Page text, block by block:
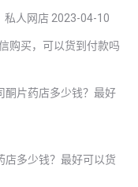
私人网店 2023-04-10
购买，可以货到付款吗
酮片药店多少钱？最好
店多少钱？最好可以货